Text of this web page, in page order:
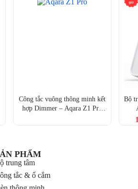
Apple Homekit – Aqara Thermostat
W400
Công tắc vuông thông minh kết
hợp Dimmer – Aqara Z1 Pro
ZNQBKG45LM)
Bộ
PHẨM
trung tâm
tắc & ổ cắm